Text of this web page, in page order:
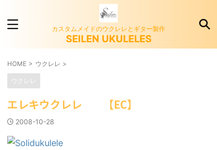
カスタムメイドのウクレレとギター製作
SEILEN UKULELES
HOME > ウクレレ >
ウクレレ
エレキウクレレ 【EC】
2008-10-28